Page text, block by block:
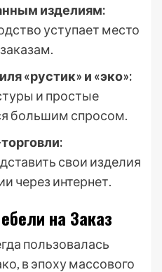
изделиям:
уступает место
«рустик» и «эко»:
и простые
большим спросом.
свои изделия
через интернет.
на Заказ
пользовалась
в эпоху массового